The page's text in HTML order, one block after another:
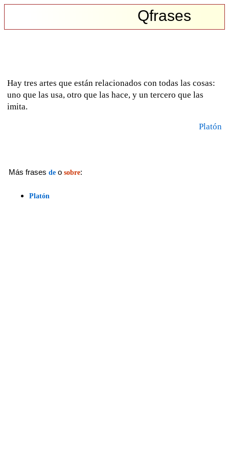
Qfrases
Hay tres artes que están relacionados con todas las cosas:
uno que las usa, otro que las hace, y un tercero que las
imita.
Platón
Más frases de o sobre:
Platón